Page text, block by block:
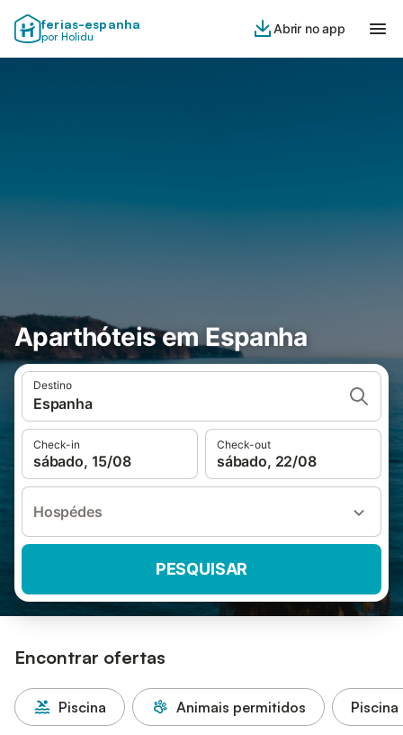
ferias-espanha
por Holidu
Abrir no app
Aparthóteis em Espanha
Destino
Espanha
Check-in
sábado, 15/08
Check-out
sábado, 22/08
Hospédes
PESQUISAR
Encontrar ofertas
Piscina Animais permitidos